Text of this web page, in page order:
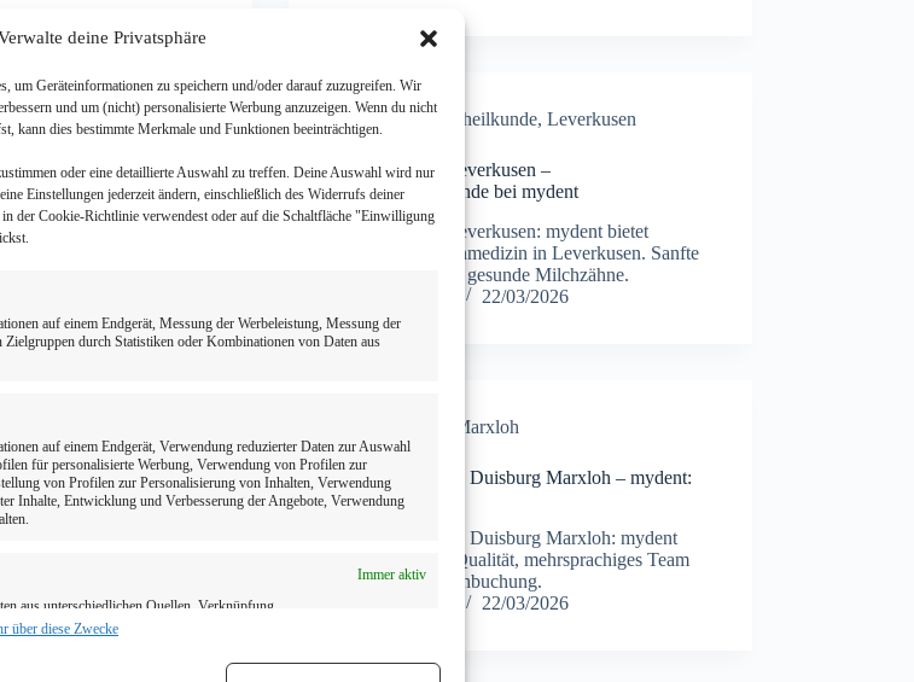
deine Privatsphäre
um Geräteinformationen zu speichern und/oder darauf zuzugreifen. Wir
und um (nicht) personalisierte Werbung anzuzeigen. Wenn du nicht
kann dies bestimmte Merkmale und Funktionen beeinträchtigen.
oder eine detaillierte Auswahl zu treffen. Deine Auswahl wird nur
Einstellungen jederzeit ändern, einschließlich des Widerrufs deiner
der Cookie-Richtlinie verwendest oder auf die Schaltfläche "Einwilligung
auf einem Endgerät, Messung der Werbeleistung, Messung der
durch Statistiken oder Kombinationen von Daten aus
auf einem Endgerät, Verwendung reduzierter Daten zur Auswahl
für personalisierte Werbung, Verwendung von Profilen zur
von Profilen zur Personalisierung von Inhalten, Verwendung
Inhalte, Entwicklung und Verbesserung der Angebote, Verwendung
Immer aktiv
aus unterschiedlichen Quellen, Verknüpfung
Endgeräten anhand automatisch übermittelter
über diese Zwecke
– Gesundes Zahnfleisch
bei mydent: Professionelle
Kinderzahnheilkunde,Leverkusen
Kinderzahnarzt Leverkusen –
Kinderzahnheilkunde bei mydent
Kinderzahnarzt Leverkusen: mydent bietet
kindgerechte Zahnmedizin in Leverkusen. Sanfte
Behandlungen für gesunde Milchzähne.
22/03/2026
Zahnkorrektur
03/2026
Marxloh
Bester Zahnarzt in Duisburg Marxloh – mydent:
Qualität vor Ort
Bester Zahnarzt in Duisburg Marxloh: mydent
steht für höchste Qualität, mehrsprachiges Team
und Online-Terminbuchung.
22/03/2026